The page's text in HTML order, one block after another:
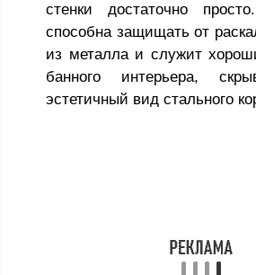
стенки достаточно
способна защищать от
из металла и служит
банного интерьера,
эстетичный вид стального